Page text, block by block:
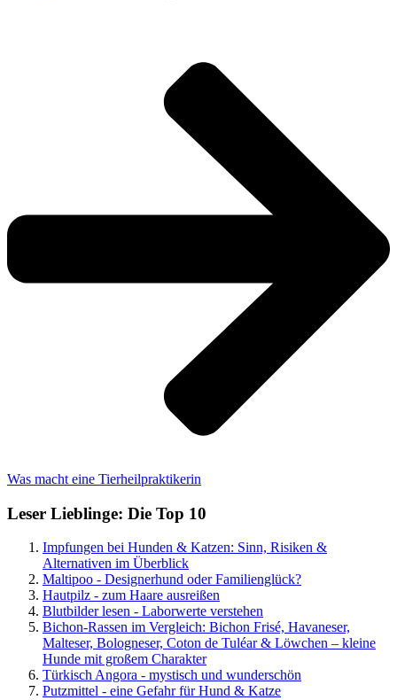
Was macht eine Tierheilpraktikerin
Leser Lieblinge: Die Top 10
Impfungen bei Hunden & Katzen: Sinn, Risiken &
Alternativen im Überblick
Maltipoo - Designerhund oder Familienglück?
Hautpilz - zum Haare ausreißen
Blutbilder lesen - Laborwerte verstehen
Bichon-Rassen im Vergleich: Bichon Frisé, Havaneser,
Malteser, Bologneser, Coton de Tuléar & Löwchen – kleine
Hunde mit großem Charakter
Türkisch Angora - mystisch und wunderschön
Putzmittel - eine Gefahr für Hund & Katze